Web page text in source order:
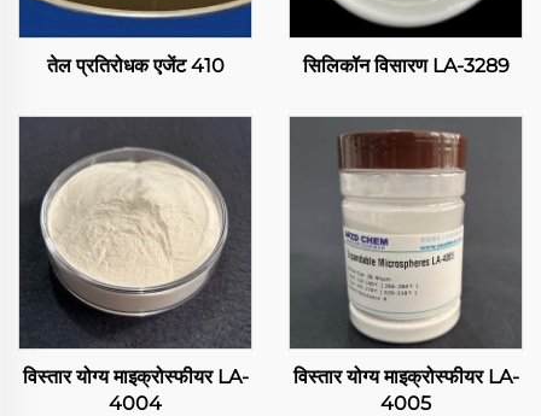
तेल प्रतिरोधक एजेंट 410 सिलिकॉन विसारण LA-3289
विस्तार योग्य माइक्रोस्फीयर LA-
4004
विस्तार योग्य माइक्रोस्फीयर LA-
4005